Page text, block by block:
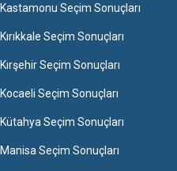
Kastamonu Seçim Sonuçları
Kırıkkale Seçim Sonuçları
Kırşehir Seçim Sonuçları
Kocaeli Seçim Sonuçları
Kütahya Seçim Sonuçları
Manisa Seçim Sonuçları